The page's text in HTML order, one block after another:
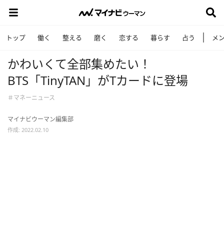
トップ 働く 整える 磨く 恋する 暮らす 占う メ
かわいくて全部集めたい！
BTS「TinyTAN」がTカードに登場
＃マネーニュース
マイナビウーマン編集部
作成: 2022.02.10